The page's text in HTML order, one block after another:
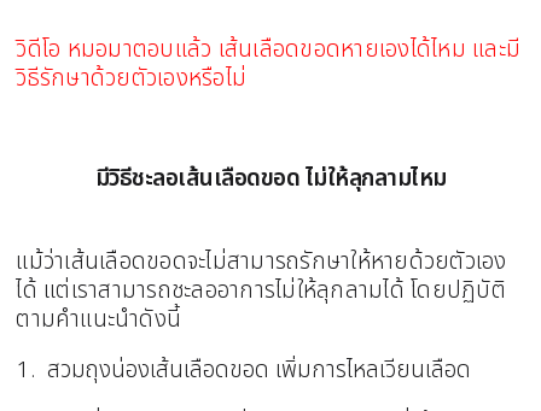
วิดีโอ หมอมาตอบแล้ว เส้นเลือดขอดหายเองได้ไหม และมี
วิธีรักษาด้วยตัวเองหรือไม่
มีวิธีชะลอเส้นเลือดขอด ไม่ให้ลุกลามไหม
แม้ว่าเส้นเลือดขอดจะไม่สามารถรักษาให้หายด้วยตัวเอง
ได้ แต่เราสามารถชะลออาการไม่ให้ลุกลามได้ โดยปฏิบัติ
ตามคำแนะนำดังนี้
สวมถุงน่องเส้นเลือดขอด เพิ่มการไหลเวียนเลือด